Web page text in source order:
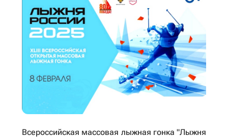
Всероссийская массовая лыжная гонка "Лыжня